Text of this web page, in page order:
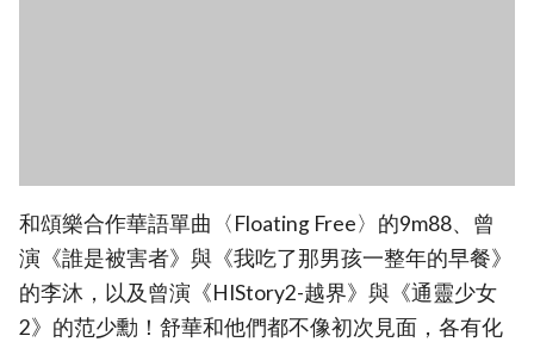
和頌樂合作華語單曲〈Floating Free〉的9m88、曾
演《誰是被害者》與《我吃了那男孩一整年的早餐》
的李沐，以及曾演《HIStory2-越界》與《通靈少女
2》的范少勳！舒華和他們都不像初次見面，各有化